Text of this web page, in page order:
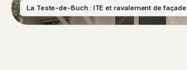
La Teste-de-Buch : ITE et ravalement de façade